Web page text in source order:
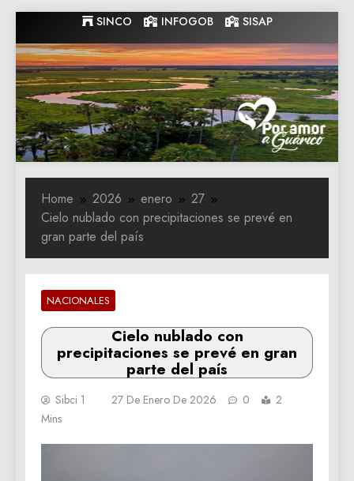
to
content
SINCO INFOGOB SISAP
Gobernacion
de Guarico
Gobernacion de Guarico
Home 2026 enero
27
Cielo nublado con precipitaciones se prevé en
gran parte del país
NACIONALES
Cielo nublado con
precipitaciones se prevé en gran
parte del país
Sibci 1 27 De Enero De 2026 0
2
Mins